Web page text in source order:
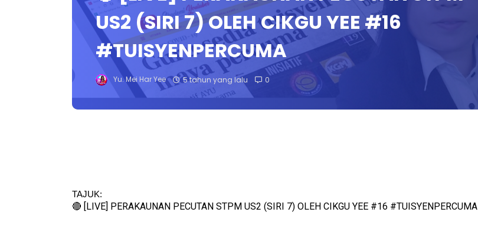
US2 (SIRI 7) OLEH CIKGU YEE #16
#TUISYENPERCUMA
Yu. Mei Har Yee 5 tahun yang lalu 0
TAJUK:
🔴 [LIVE] PERAKAUNAN PECUTAN STPM US2 (SIRI 7) OLEH CIKGU YEE #16 #TUISYENPERCUMA